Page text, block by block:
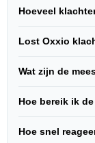
Hoeveel
Lost Oxxio
Wat zijn de
Hoe bereik ik
Hoe snel